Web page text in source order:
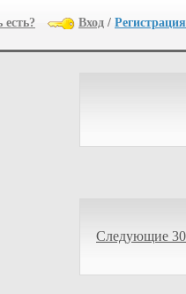
есть? Вход / Регистрация
Следующие